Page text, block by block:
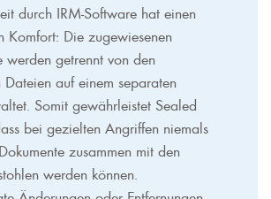
durch IRM-Software hat einen
Komfort: Die zugewiesenen
werden getrennt von den
Dateien auf einem separaten
Somit gewährleistet Sealed
bei gezielten Angriffen niemals
zusammen mit den
werden können.